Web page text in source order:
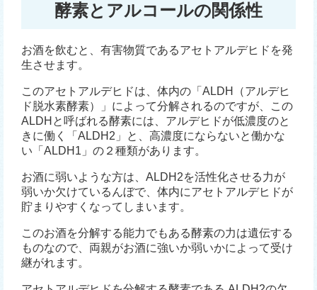
酵素とアルコールの関係性
お酒を飲むと、有害物質であるアセトアルデヒドを発
生させます。
このアセトアルデヒドは、体内の「ALDH（アルデヒ
ド脱水素酵素）」によって分解されるのですが、この
ALDHと呼ばれる酵素には、アルデヒドが低濃度のと
きに働く「ALDH2」と、高濃度にならないと働かな
い「ALDH1」の２種類があります。
お酒に弱いような方は、ALDH2を活性化させる力が
弱いか欠けているんぼで、体内にアセトアルデヒドが
貯まりやすくなってしまいます。
このお酒を分解する能力でもある酵素の力は遺伝する
ものなので、両親がお酒に強いか弱いかによって受け
継がれます。